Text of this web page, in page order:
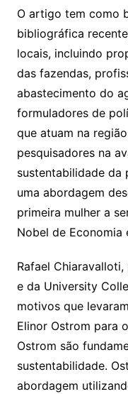
O artigo tem como
bibliográfica
locais, incluindo
das fazendas,
abastecimento do
formuladores de
que atuam na
pesquisadores na
sustentabilidade da
uma abordagem
primeira mulher a
Nobel de Economia
Rafael
e da University
motivos que
Elinor Ostrom para
Ostrom são
sustentabilidade.
abordagem